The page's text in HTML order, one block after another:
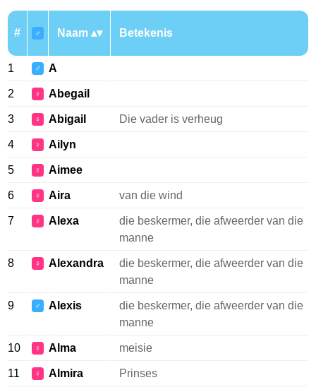
# ♂ Naam Betekenis
1 ♂ A
2 ♀ Abegail
3 ♀ Abigail Die vader is verheug
4 ♀ Ailyn
5 ♀ Aimee
6 ♀ Aira van die wind
7 ♀ Alexa
die beskermer, die afweerder van die
manne
8 ♀ Alexandra
die beskermer, die afweerder van die
manne
9 ♂ Alexis
die beskermer, die afweerder van die
manne
10 ♀ Alma meisie
11 ♀ Almira Prinses